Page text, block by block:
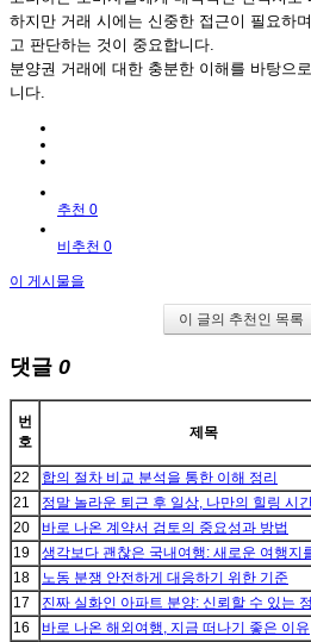
하지만 거래 시에는 신중한 접근이 필요하
고 판단하는 것이 중요합니다.
분양권 거래에 대한 충분한 이해를 바탕으
니다.
추천 0
비추천 0
이 게시물을
이 글의 추천인 목록
댓글 0
번
호
제목
22
합의 절차 비교 분석을 통한 이해 정리
21
정말 놀라운 퇴근 후 일상, 나만의 힐링 시
20
바로 나온 계약서 검토의 중요성과 방법
19
생각보다 괜찮은 국내여행: 새로운 여행지
18
노동 분쟁 안전하게 대응하기 위한 기준
17
진짜 실화인 아파트 분양: 신뢰할 수 있는
16
바로 나온 해외여행, 지금 떠나기 좋은 이유